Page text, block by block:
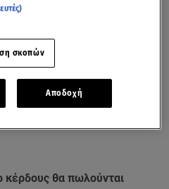
κέρδους θα πωλούνται
σκοπών
Αποδοχή